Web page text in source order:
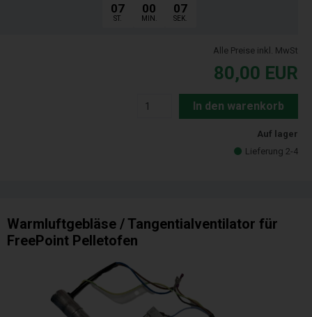
07
ST.
00
MIN.
06
SEK.
Alle Preise inkl. MwSt
80,00 EUR
In den warenkorb
Auf lager
Lieferung 2-4
Warmluftgebläse / Tangentialventilator für
FreePoint Pelletofen